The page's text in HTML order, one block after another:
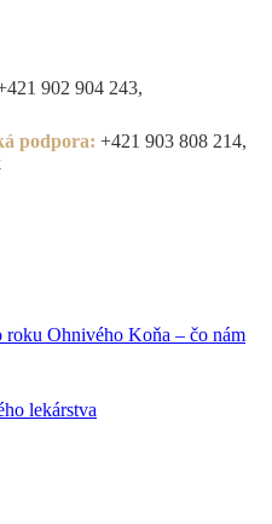
902 904 243,
podpora: +421 903 808 214,
roku Ohnivého Koňa – čo nám
lekárstva